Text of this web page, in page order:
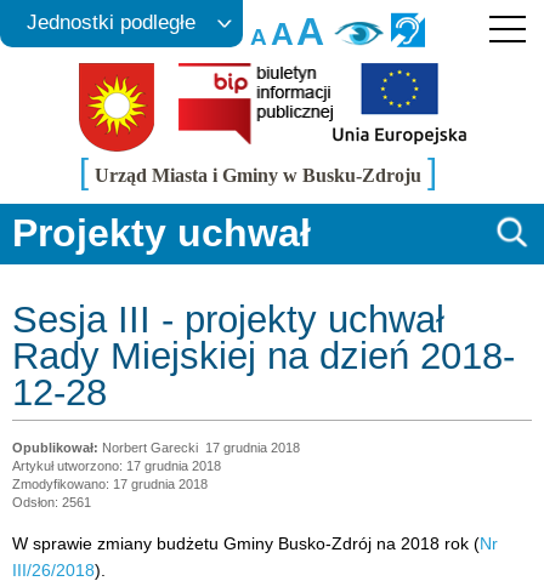
AAA
Jednostki podległe
[ Urząd Miasta i Gminy w Busku-Zdroju ]
Projekty uchwał
Sesja III - projekty uchwał
Rady Miejskiej na dzień 2018-
12-28
Norbert Garecki 17 grudnia 2018
Artykuł utworzono: 17 grudnia 2018
Zmodyfikowano: 17 grudnia 2018
Odsłon: 2561
W sprawie zmiany budżetu Gminy Busko-Zdrój na 2018 rok (Nr
III/26/2018).